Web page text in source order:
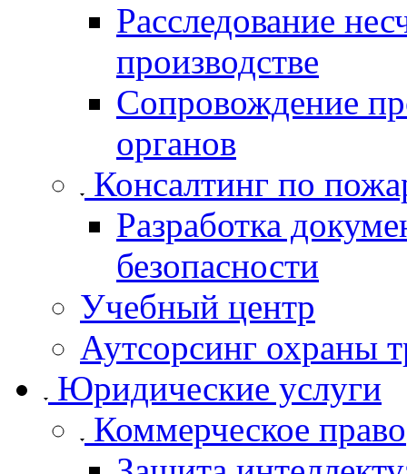
Расследование
производстве
Сопровождение
органов
Консалтинг по
Разработка
безопасности
Учебный центр
Аутсорсинг охраны
Юридические услуги
Коммерческое право